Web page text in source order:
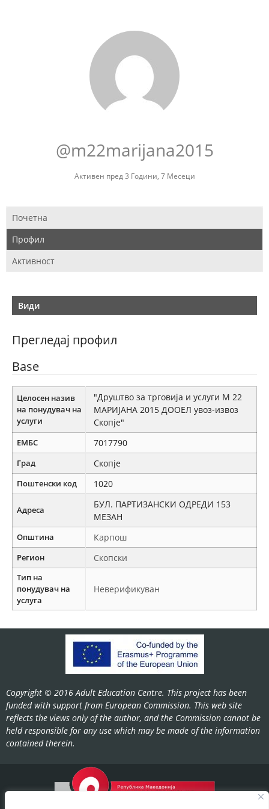
@m22marijana2015
Активен пред 3 Години, 7 Месеци
Почетна
Профил
Активност
Види
Прегледај профил
Base
Целосен назив
на понудувач на
услуги
"Друштво за трговија и услуги М 22
МАРИЈАНА 2015 ДООЕЛ увоз-извоз
Скопје"
ЕМБС 7017790
Град Скопје
Поштенски код 1020
Адреса
БУЛ. ПАРТИЗАНСКИ ОДРЕДИ 153
МЕЗАН
Општина Карпош
Регион Скопски
Тип на
понудувач на
услуга
Неверификуван
Copyright © 2016 Adult Education Centre. This project has been
funded with support from European Commission. This web site
reflects the views only of the author, and the Commission cannot be
held responsible for any use which may be made of the information
contained therein.